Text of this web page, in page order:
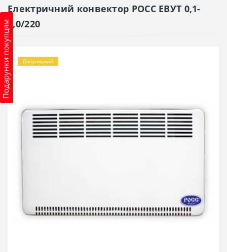
Подарунки покупцям
Електричний конвектор РОСС ЕВУТ 0,1-
1,0/220
Популярний